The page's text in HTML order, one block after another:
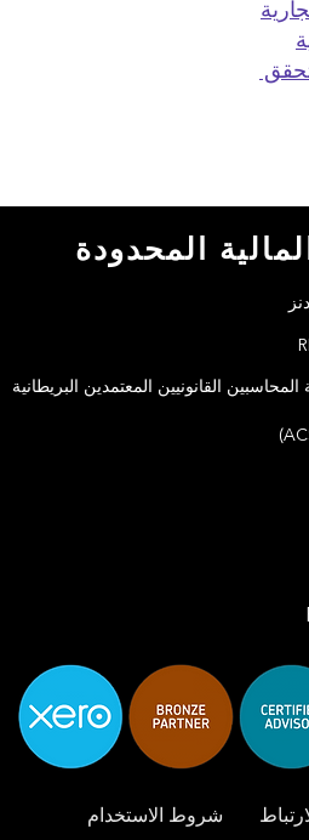
المحدودة
القانونيين المعتمدين البريطانية
شروط الاستخدام